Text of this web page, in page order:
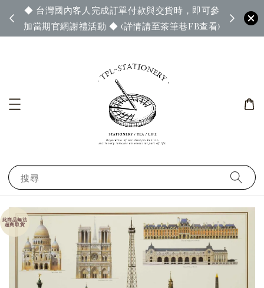
◆ 台灣國內客人完成訂單付款與交貨時，即可參
加當期官網謝禮活動 ◆ (詳情請至茶筆巷FB查看)
◆ 官
搜尋
此商品無法
超商取貨